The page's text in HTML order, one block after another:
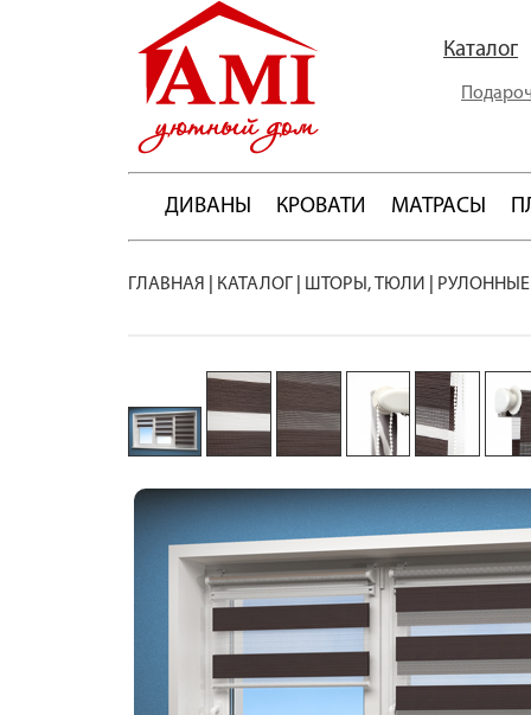
Каталог
ДИВАНЫ КРОВАТИ МАТРАСЫ
ГЛАВНАЯ КАТАЛОГ ШТОРЫ, ТЮЛИ